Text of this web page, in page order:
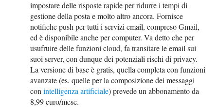
impostare delle risposte rapide per ridurre i tempi di
gestione della posta e molto altro ancora. Fornisce
notifiche push per tutti i servizi email, compreso Gmail,
ed è disponibile anche per computer. Va detto che per
usufruire delle funzioni cloud, fa transitare le email sui
suoi server, con dunque dei potenziali rischi di privacy.
La versione di base è gratis, quella completa con funzioni
avanzate (es. quelle per la composizione dei messaggi
conintelligenza artificiale) prevede un abbonamento da
8,99 euro/mese.